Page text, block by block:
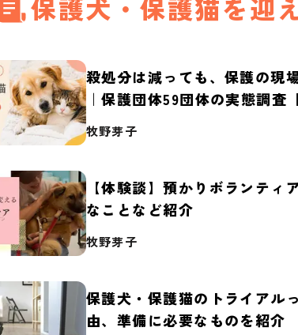
保護犬・保護猫を迎
殺処分は減っても、保護の現
｜保護団体59団体の実態調査
2026】
牧野芽子
【体験談】預かりボランティ
なことなど紹介
牧野芽子
保護犬・保護猫のトライアル
由、準備に必要なものを紹介